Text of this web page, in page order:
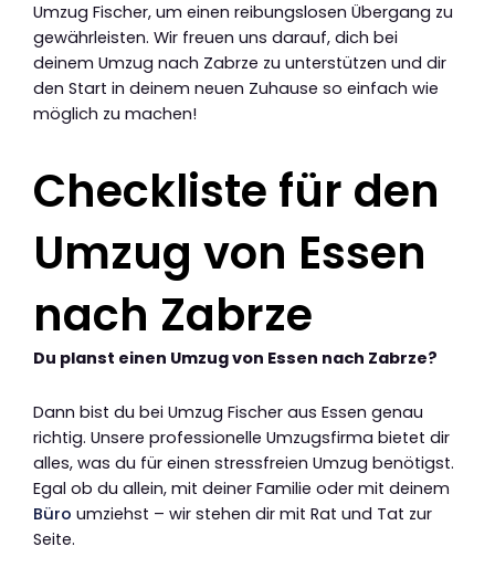
Umzug Fischer, um einen reibungslosen Übergang zu
gewährleisten. Wir freuen uns darauf, dich bei
deinem Umzug nach Zabrze zu unterstützen und dir
den Start in deinem neuen Zuhause so einfach wie
möglich zu machen!
Checkliste für den
Umzug von Essen
nach Zabrze
Du planst einen Umzug von Essen nach Zabrze?
Dann bist du bei Umzug Fischer aus Essen genau
richtig. Unsere professionelle Umzugsfirma bietet dir
alles, was du für einen stressfreien Umzug benötigst.
Egal ob du allein, mit deiner Familie oder mit deinem
Büro umziehst – wir stehen dir mit Rat und Tat zur
Seite.